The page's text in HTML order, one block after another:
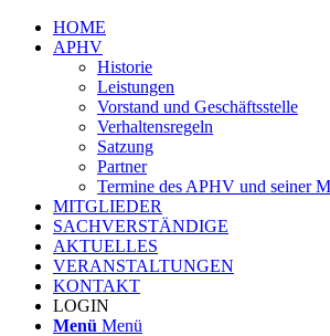
HOME
APHV
Historie
Leistungen
Vorstand und Geschäftsstelle
Verhaltensregeln
Satzung
Partner
Termine des APHV und seiner
MITGLIEDER
SACHVERSTÄNDIGE
AKTUELLES
VERANSTALTUNGEN
KONTAKT
LOGIN
Menü Menü